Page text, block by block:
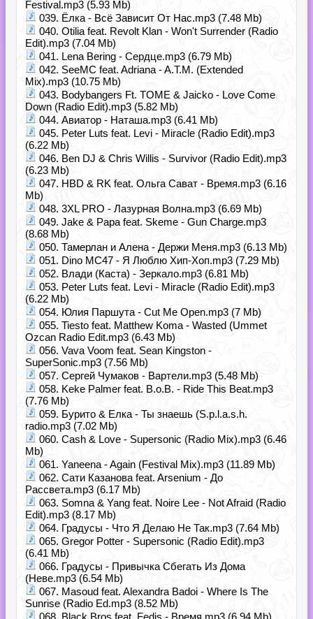
Festival.mp3 (5.93 Mb)
039. Ёлка - Всё Зависит От Нас.mp3 (7.48 Mb)
040. Otilia feat. Revolt Klan - Won't Surrender (Radio
Edit).mp3 (7.04 Mb)
041. Lena Bering - Сердце.mp3 (6.79 Mb)
042. SeeMC feat. Adriana - A.T.M. (Extended
Mix).mp3 (10.75 Mb)
043. Bodybangers Ft. TOME & Jaicko - Love Come
Down (Radio Edit).mp3 (5.82 Mb)
044. Авиатор - Наташа.mp3 (6.41 Mb)
045. Peter Luts feat. Levi - Miracle (Radio Edit).mp3
(6.22 Mb)
046. Ben DJ & Chris Willis - Survivor (Radio Edit).mp3
(6.23 Mb)
047. HBD & RK feat. Ольга Сават - Время.mp3 (6.16
Mb)
048. 3XL PRO - Лазурная Волна.mp3 (6.69 Mb)
049. Jake & Papa feat. Skeme - Gun Charge.mp3
(8.68 Mb)
050. Тамерлан и Алена - Держи Меня.mp3 (6.13 Mb)
051. Dino MC47 - Я Люблю Хип-Хоп.mp3 (7.29 Mb)
052. Влади (Каста) - Зеркало.mp3 (6.81 Mb)
053. Peter Luts feat. Levi - Miracle (Radio Edit).mp3
(6.22 Mb)
054. Юлия Паршута - Cut Me Open.mp3 (7 Mb)
055. Tiesto feat. Matthew Koma - Wasted (Ummet
Ozcan Radio Edit.mp3 (6.43 Mb)
056. Vava Voom feat. Sean Kingston -
SuperSonic.mp3 (7.56 Mb)
057. Сергей Чумаков - Вартели.mp3 (5.48 Mb)
058. Keke Palmer feat. B.o.B. - Ride This Beat.mp3
(7.76 Mb)
059. Бурито & Елка - Ты знаешь (S.p.l.a.s.h.
radio.mp3 (7.02 Mb)
060. Cash & Love - Supersonic (Radio Mix).mp3 (6.46
Mb)
061. Yaneena - Again (Festival Mix).mp3 (11.89 Mb)
062. Сати Казанова feat. Arsenium - До
Рассвета.mp3 (6.17 Mb)
063. Somna & Yang feat. Noire Lee - Not Afraid (Radio
Edit).mp3 (8.17 Mb)
064. Градусы - Что Я Делаю Не Так.mp3 (7.64 Mb)
065. Gregor Potter - Supersonic (Radio Edit).mp3
(6.41 Mb)
066. Градусы - Привычка Сбегать Из Дома
(Неве.mp3 (6.54 Mb)
067. Masoud feat. Alexandra Badoi - Where Is The
Sunrise (Radio Ed.mp3 (8.52 Mb)
068. Black Bros feat. Fedis - Время.mp3 (6.94 Mb)